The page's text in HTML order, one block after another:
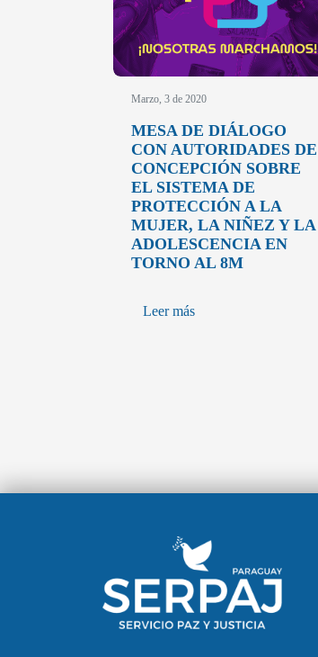
Marzo, 3 de 2020
MESA DE DIÁLOGO
CON AUTORIDADES DE
CONCEPCIÓN SOBRE
EL SISTEMA DE
PROTECCIÓN A LA
MUJER, LA NIÑEZ Y LA
ADOLESCENCIA EN
TORNO AL 8M
Leer más